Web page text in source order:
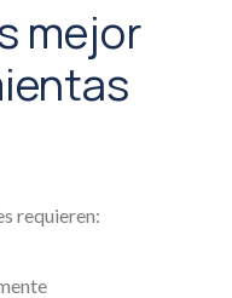
mejor
requieren: